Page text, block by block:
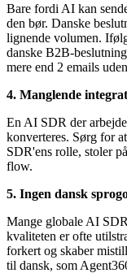
Bare fordi AI kan
den bør. Danske
lignende volumen.
danske B2B-
mere end 2 emails
4. Manglende
En AI SDR der
konverteres. Sørg for
SDR'ens rolle, stoler
flow.
5. Ingen dansk
Mange globale AI
kvaliteten er ofte
forkert og skaber
til dansk, som